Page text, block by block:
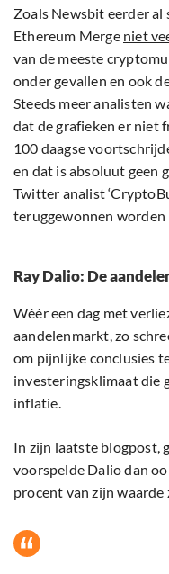
Zoals Newsbit eerder al
Ethereum Merge niet
van de meeste
onder gevallen en ook
Steeds meer analisten
dat de grafieken er niet
100 daagse
en dat is absoluut geen
Twitter analist
teruggewonnen worden
Ray Dalio: De
Wéér een dag met
aandelenmarkt, zo
om pijnlijke conclusies
investeringsklimaat die
inflatie.
In zijn laatste blogpost,
voorspelde Dalio dan
procent van zijn waarde